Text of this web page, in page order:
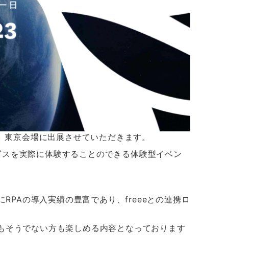
東京会場に出展させていただきます。
を実際に体験することのできる体験型イベン
の導入実績の豊富であり、freeeとの連携ロ
うでない方も楽しめる内容となっております